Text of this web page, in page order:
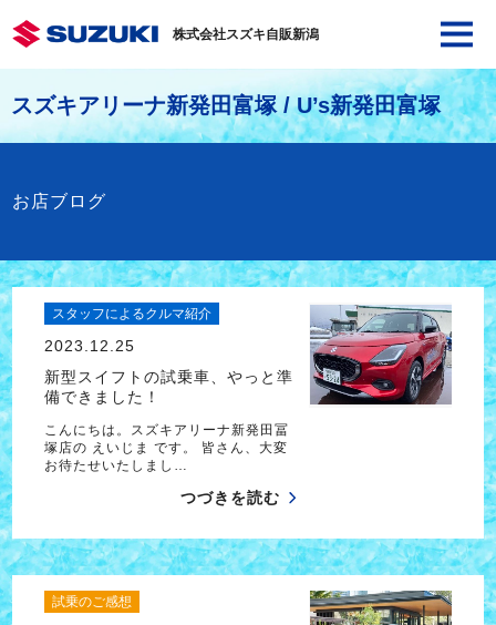
株式会社スズキ自販新潟
スズキアリーナ新発田富塚 / U’s新発田富塚
お店ブログ
スタッフによるクルマ紹介
2023.12.25
新型スイフトの試乗車、やっと準
備できました！
こんにちは。スズキアリーナ新発田冨
塚店の えいじま です。 皆さん、大変
お待たせいたしまし…
つづきを読む
試乗のご感想